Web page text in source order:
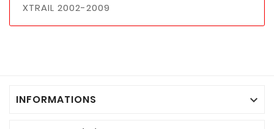
XTRAIL 2002-2009
INFORMATIONS 